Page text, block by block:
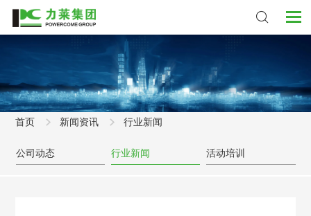
首页 新闻资讯 行业新闻
公司动态 行业新闻 活动培训